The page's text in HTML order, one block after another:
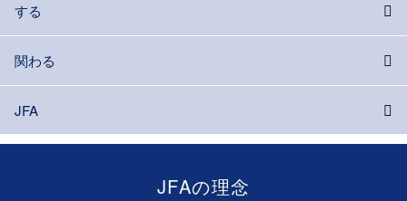
する
関わる
JFA
JFAの理念